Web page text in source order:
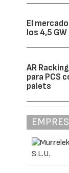
El
los 4,5
AR
para PCS
palets